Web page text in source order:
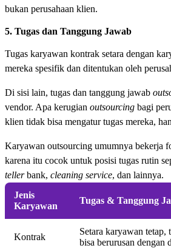
bukan perusahaan klien.
5. Tugas dan Tanggung Jawab
Tugas karyawan kontrak setara dengan
mereka spesifik dan ditentukan oleh
Di sisi lain, tugas dan tanggung jawab
vendor. Apa kerugian outsourcing bagi
klien tidak bisa mengatur tugas mereka,
Karyawan outsourcing umumnya bekerja
karena itu cocok untuk posisi tugas rutin
tellerbank, cleaning service, dan lainnya.
Jenis
Karyawan
Tugas & Tanggung
Kontrak
Setara karyawan tetap,
bisa berurusan dengan